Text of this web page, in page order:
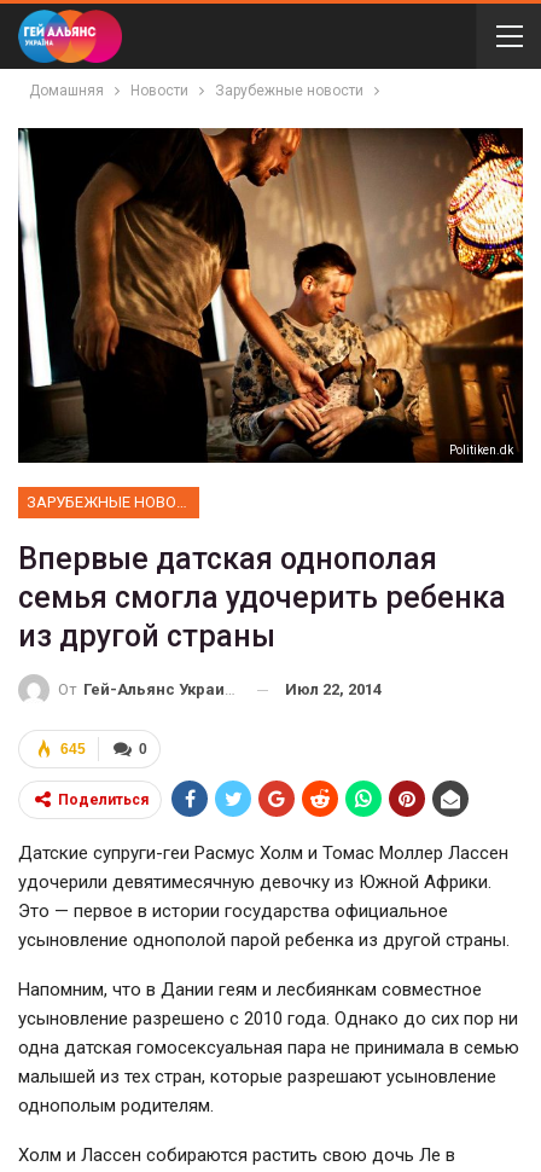
Домашняя Новости Зарубежные новости
Рolitiken.dk
Впервые датская однополая
семья смогла удочерить ребенка
из другой страны
От Гей-Альянс Украина Июл 22, 2014
0
645
Поделиться
Датские супруги-геи Расмус Холм и Томас Моллер Лассен
удочерили девятимесячную девочку из Южной Африки.
Это — первое в истории государства официальное
усыновление однополой парой ребенка из другой страны.
Напомним, что в Дании геям и лесбиянкам совместное
усыновление разрешено с 2010 года. Однако до сих пор ни
одна датская гомосексуальная пара не принимала в семью
малышей из тех стран, которые разрешают усыновление
однополым родителям.
Холм и Лассен собираются растить свою дочь Ле в